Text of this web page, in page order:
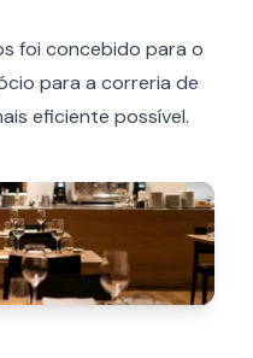
foi concebido para o
para a correria de
eficiente possível.